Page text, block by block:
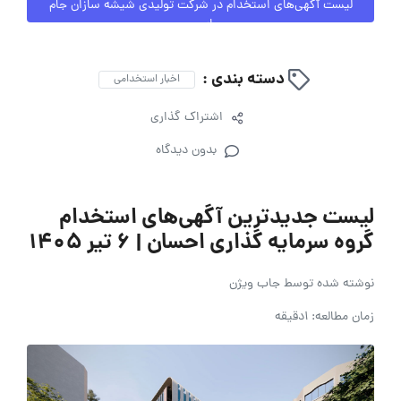
لیست آگهی‌های استخدام در شرکت تولیدی شیشه سازان جام
ایمن
دسته بندی : اخبار استخدامی
اشتراک گذاری
بدون دیدگاه
لیست جدیدترین آگهی‌های استخدام
گروه سرمایه گذاری احسان | ۶ تیر ۱۴۰۵
نوشته شده توسطجاب ویژن
زمان مطالعه: 1دقیقه